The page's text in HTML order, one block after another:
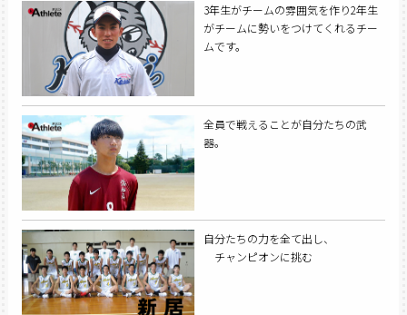
3年生がチームの雰囲気を作り2年生
がチームに勢いをつけてくれるチー
ムです。
全員で戦えることが自分たちの武
器。
自分たちの力を全て出し、
チャンピオンに挑む